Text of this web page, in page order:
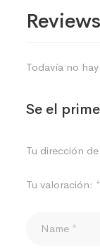
Reviews
Todavía no
Se el
Tu dirección
Tu valoración: *